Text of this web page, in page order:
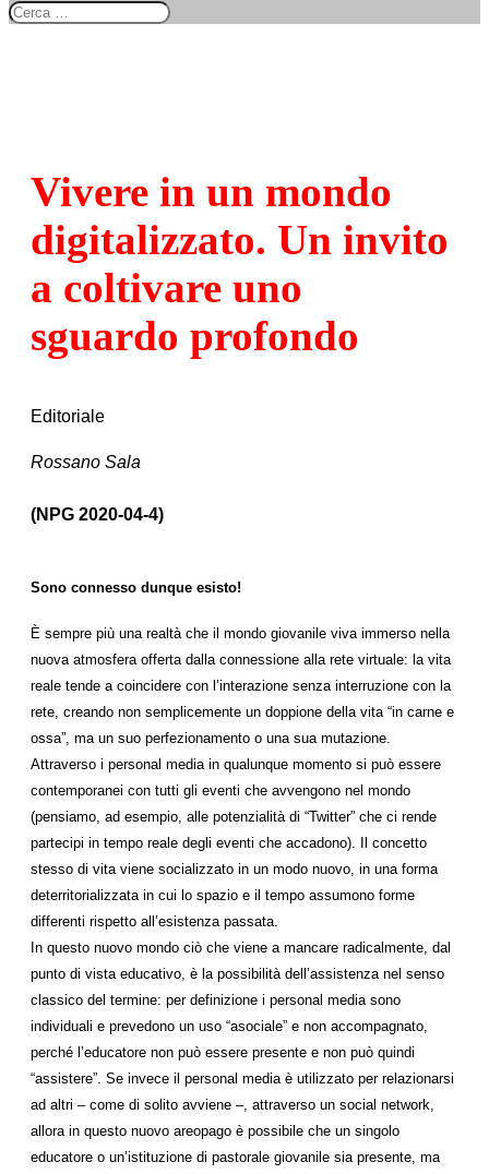
Vivere in un mondo
digitalizzato. Un invito
a coltivare uno
sguardo profondo
Editoriale
Rossano Sala
(NPG 2020-04-4)
Sono connesso dunque esisto!
È sempre più una realtà che il mondo giovanile viva immerso nella
nuova atmosfera offerta dalla connessione alla rete virtuale: la vita
reale tende a coincidere con l’interazione senza interruzione con la
rete, creando non semplicemente un doppione della vita “in carne e
ossa”, ma un suo perfezionamento o una sua mutazione.
Attraverso i personal media in qualunque momento si può essere
contemporanei con tutti gli eventi che avvengono nel mondo
(pensiamo, ad esempio, alle potenzialità di “Twitter” che ci rende
partecipi in tempo reale degli eventi che accadono). Il concetto
stesso di vita viene socializzato in un modo nuovo, in una forma
deterritorializzata in cui lo spazio e il tempo assumono forme
differenti rispetto all’esistenza passata.
In questo nuovo mondo ciò che viene a mancare radicalmente, dal
punto di vista educativo, è la possibilità dell’assistenza nel senso
classico del termine: per definizione i personal media sono
individuali e prevedono un uso “asociale” e non accompagnato,
perché l’educatore non può essere presente e non può quindi
“assistere”. Se invece il personal media è utilizzato per relazionarsi
ad altri – come di solito avviene –, attraverso un social network,
allora in questo nuovo areopago è possibile che un singolo
educatore o un’istituzione di pastorale giovanile sia presente, ma